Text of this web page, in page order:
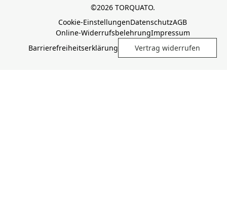
©2026 TORQUATO.
Cookie-EinstellungenDatenschutzAGB
Online-WiderrufsbelehrungImpressum
Barrierefreiheitserklärung
Vertrag widerrufen